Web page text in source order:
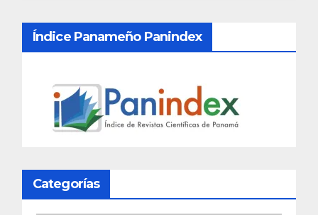
Índice Panameño Panindex
Categorías